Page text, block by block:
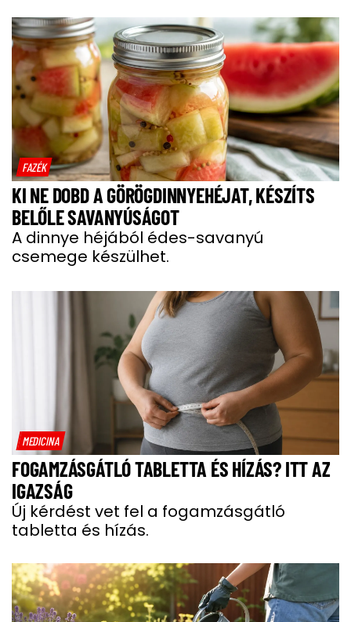
FAZÉK
KI NE DOBD A GÖRÖGDINNYEHÉJAT, KÉSZÍTS
BELŐLE SAVANYÚSÁGOT
A dinnye héjából édes-savanyú
csemege készülhet.
MEDICINA
FOGAMZÁSGÁTLÓ TABLETTA ÉS HÍZÁS? ITT AZ
IGAZSÁG
Új kérdést vet fel a fogamzásgátló
tabletta és hízás.